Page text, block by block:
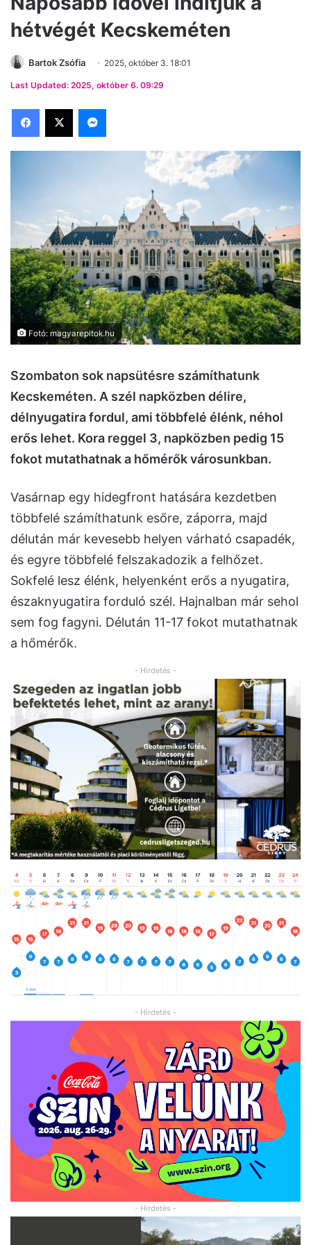
hétvégét Kecskeméten
Bartok Zsófia 2025, október 3. 18:01
Last Updated: 2025, október 6. 09:29
Facebook
X Messenger
Fotó: magyarepitok.hu
Szombaton sok napsütésre számíthatunk
Kecskeméten. A szél napközben délire,
délnyugatira fordul, ami többfelé élénk, néhol
erős lehet. Kora reggel 3, napközben pedig 15
fokot mutathatnak a hőmérők városunkban.
Vasárnap egy hidegfront hatására kezdetben
többfelé számíthatunk esőre, záporra, majd
délután már kevesebb helyen várható csapadék,
és egyre többfelé felszakadozik a felhőzet.
Sokfelé lesz élénk, helyenként erős a nyugatira,
északnyugatira forduló szél. Hajnalban már sehol
sem fog fagyni. Délután 11-17 fokot mutathatnak
a hőmérők.
- Hirdetés -
- Hirdetés -
- Hirdetés -